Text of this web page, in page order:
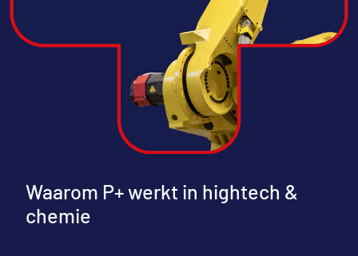
Waarom P+ werkt in hightech &
chemie